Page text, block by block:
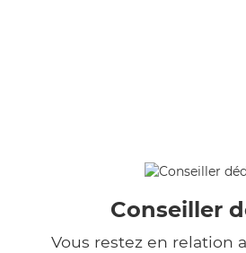
Conseiller
Vous restez en relation